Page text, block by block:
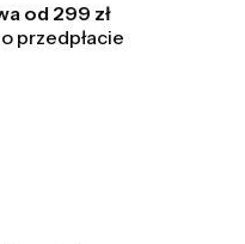
od 299 zł
przedpłacie